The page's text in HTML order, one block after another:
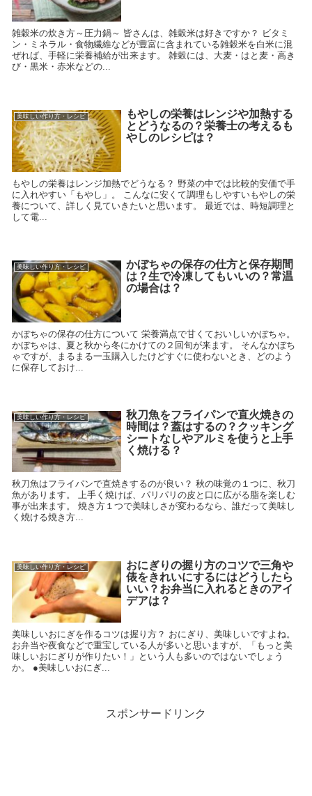
雑穀米の炊き方～圧力鍋～ 皆さんは、雑穀米は好きですか？ ビタミ
ン・ミネラル・食物繊維などが豊富に含まれている雑穀米を白米に混
ぜれば、手軽に栄養補給が出来ます。 雑穀には、大麦・はと麦・高き
び・黒米・赤米などの...
美味しい作り方・レシピ
もやしの栄養はレンジや加熱する
とどうなるの？栄養士の考えるも
やしのレシピは？
もやしの栄養はレンジ加熱でどうなる？ 野菜の中では比較的安価で手
に入れやすい「もやし」。 こんなに安くて調理もしやすいもやしの栄
養について、詳しく見ていきたいと思います。 最近では、時短調理と
して電...
美味しい作り方・レシピ
かぼちゃの保存の仕方と保存期間
は？生で冷凍してもいいの？常温
の場合は？
かぼちゃの保存の仕方について 栄養満点で甘くておいしいかぼちゃ。
かぼちゃは、夏と秋から冬にかけての２回旬が来ます。 そんなかぼち
ゃですが、まるまる一玉購入したけどすぐに使わないとき、どのよう
に保存しておけ...
美味しい作り方・レシピ
秋刀魚をフライパンで直火焼きの
時間は？蓋はするの？クッキング
シートなしやアルミを使うと上手
く焼ける？
秋刀魚はフライパンで直焼きするのが良い？ 秋の味覚の１つに、秋刀
魚があります。 上手く焼けば、パリパリの皮と口に広がる脂を楽しむ
事が出来ます。 焼き方１つで美味しさが変わるなら、誰だって美味し
く焼ける焼き方...
美味しい作り方・レシピ
おにぎりの握り方のコツで三角や
俵をきれいにするにはどうしたら
いい？お弁当に入れるときのアイ
デアは？
美味しいおにぎを作るコツは握り方？ おにぎり、美味しいですよね。
お弁当や夜食などで重宝している人が多いと思いますが、「もっと美
味しいおにぎりが作りたい！」という人も多いのではないでしょう
か。 ●美味しいおにぎ...
スポンサードリンク